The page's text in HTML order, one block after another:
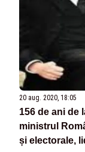
20 aug. 2020, 18:05
156 de ani de
ministrul
și electorale,